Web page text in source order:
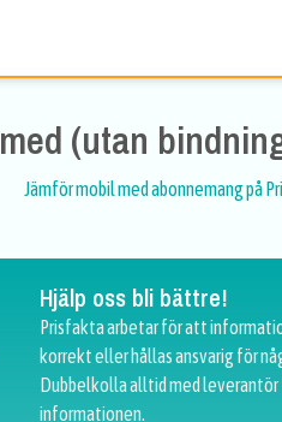
med (utan
Jämför mobil med abonnemang på
Hjälp oss bli bättre!
Prisfakta arbetar för att
korrekt eller hållas ansvarig för
Dubbelkolla alltid med leverantör
informationen.